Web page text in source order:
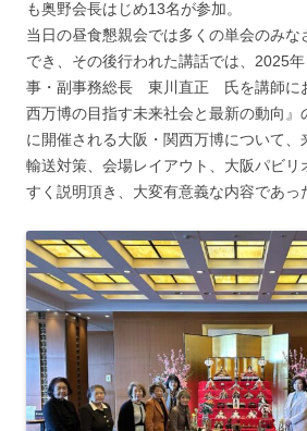
も奥野会長はじめ13名が参加。
当日の昼食懇親会では多くの単会のみ
でき、その後行われた講話では、2025
事・副事務総長 東川直正 氏を講師に
西万博の目指す未来社会と最新の動向
に開催される大阪・関西万博について
輸送対策、会場レイアウト、大阪パビリ
すく説明頂き、大変有意義な内容であっ